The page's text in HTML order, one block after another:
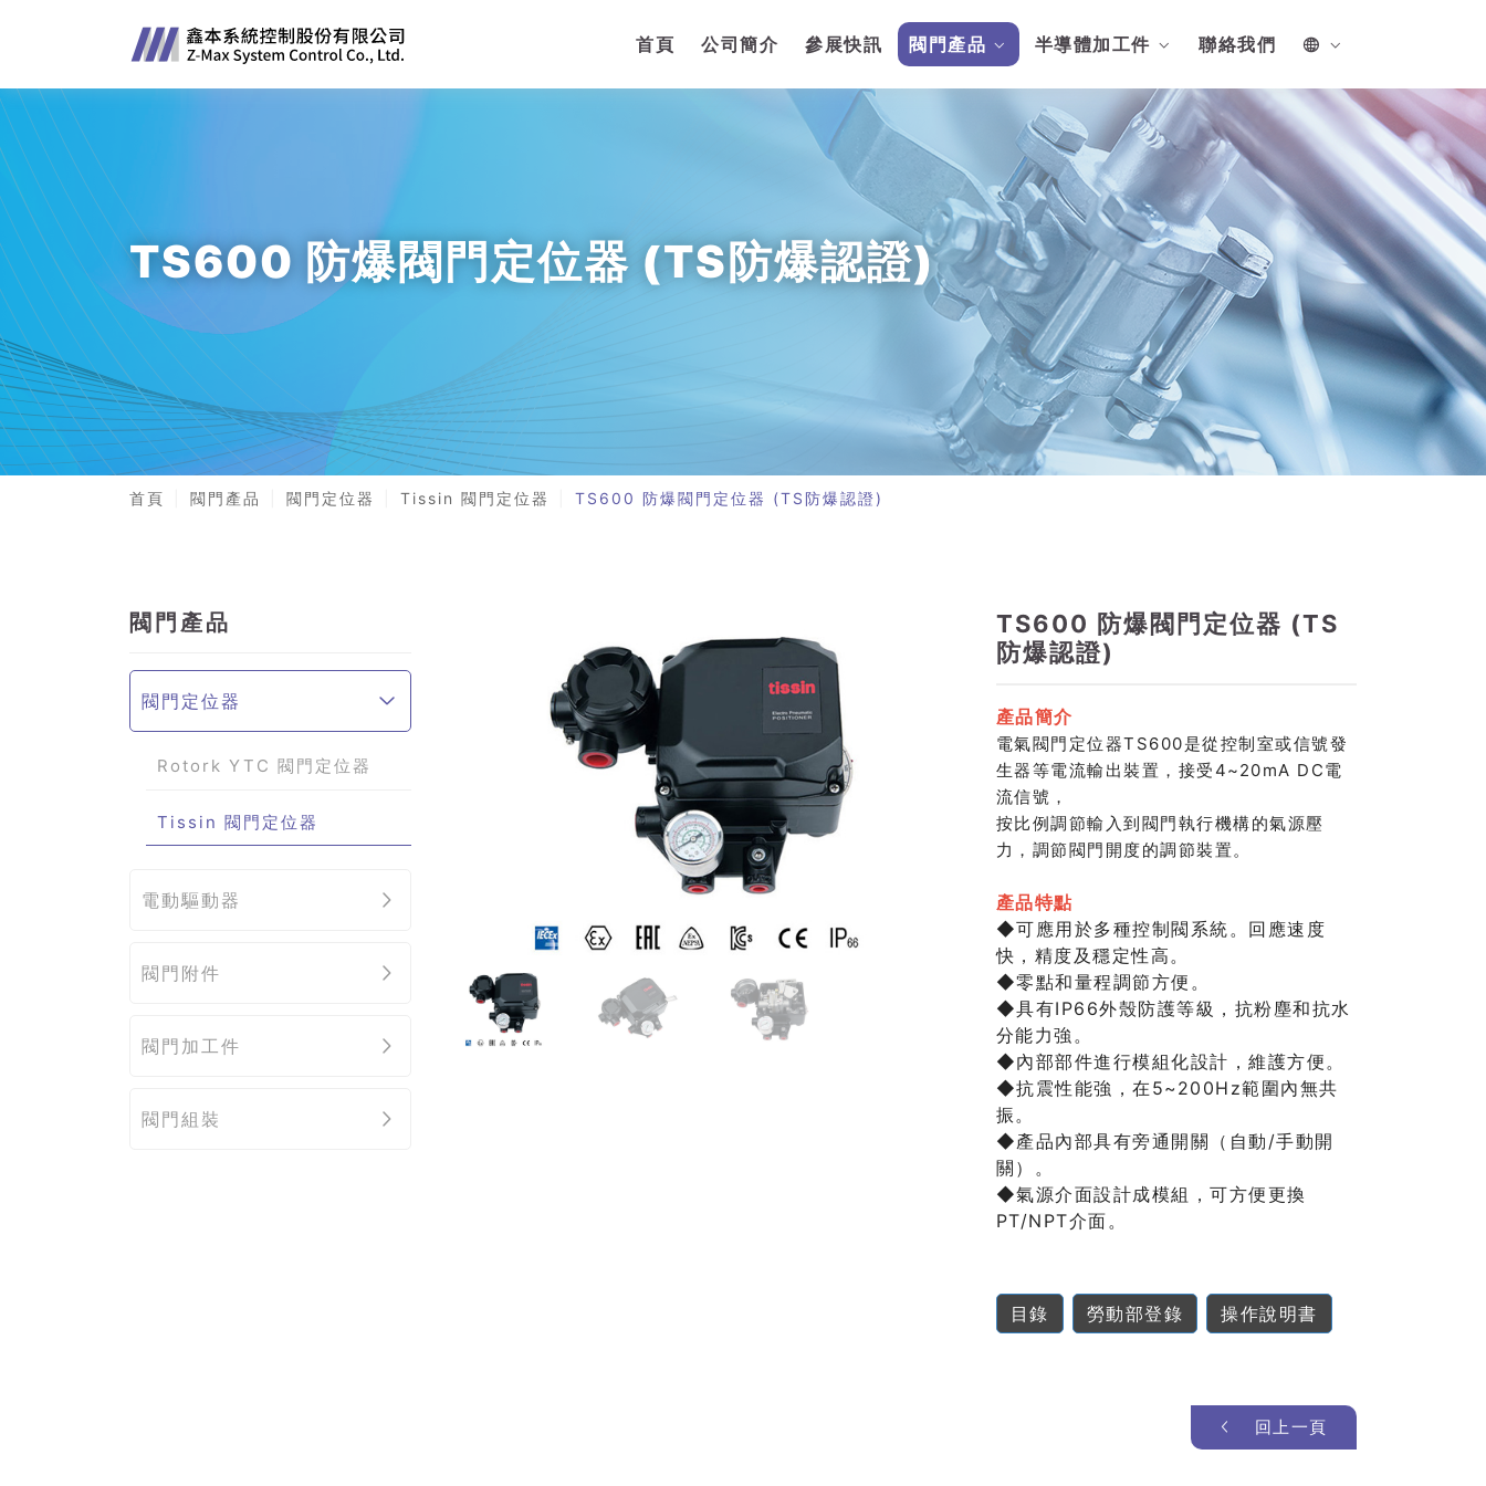
首頁 公司簡介 參展快訊 閥門產品 半導體加工件 聯絡我們
TS600 防爆閥門定位器 (TS防爆認證)
首頁 閥門產品 閥門定位器 Tissin 閥門定位器 TS600 防爆閥門定位器 (TS防爆認證)
閥門產品
閥門定位器
Rotork YTC 閥門定位器
Tissin 閥門定位器
電動驅動器
閥門附件
閥門加工件
閥門組裝
TS600 防爆閥門定位器 (TS
防爆認證)
產品簡介
電氣閥門定位器TS600是從控制室或信號發
生器等電流輸出裝置，接受4~20mA DC電
流信號，
按比例調節輸入到閥門執行機構的氣源壓
力，調節閥門開度的調節裝置。
產品特點
◆可應用於多種控制閥系統。回應速度
快，精度及穩定性高。
◆零點和量程調節方便。
◆具有IP66外殼防護等級，抗粉塵和抗水
分能力強。
◆內部部件進行模組化設計，維護方便。
◆抗震性能強，在5~200Hz範圍內無共
振。
◆產品內部具有旁通開關（自動/手動開
關）。
◆氣源介面設計成模組，可方便更換
PT/NPT介面。
目錄 勞動部登錄 操作說明書
回上一頁